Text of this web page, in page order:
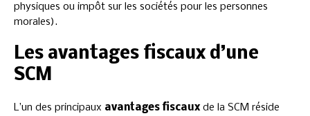
physiques ou impôt sur les sociétés pour les personnes
morales).
Les avantages fiscaux d’une
SCM
L’un des principaux avantages fiscaux de la SCM réside